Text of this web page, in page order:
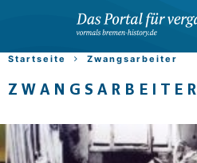
Startseite Zwangsarbeiter
ZWANGSARBEITER